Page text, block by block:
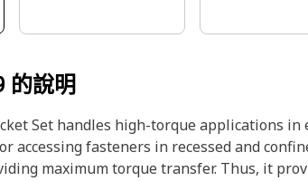
的說明
Set handles high-torque applications
accessing fasteners in recessed and
maximum torque transfer. Thus, it